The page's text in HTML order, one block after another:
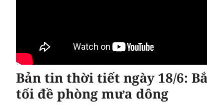
Bản tin thời tiết ngày 18/6:
tối đề phòng mưa dông